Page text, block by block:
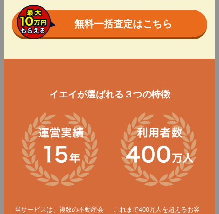
無料一括査定はこちら
イエイが選ばれる３つの特徴
当サービスは、複数の不動産会
これまで400万人を超えるお客